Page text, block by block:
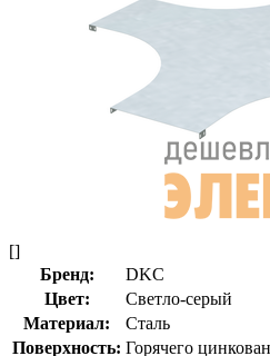
[]
Бренд:
DKC
Цвет:
Светло-серый
Материал:
Сталь
Поверхность: Горячего